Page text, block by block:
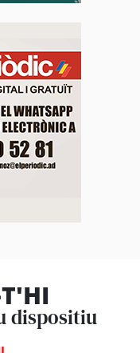
dispositiu